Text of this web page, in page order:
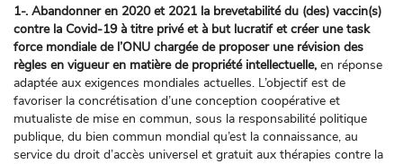
1-. Abandonner en 2020 et 2021 la brevetabilité du (des) vaccin(s)
contre la Covid-19 à titre privé et à but lucratif et créer une task
force mondiale de l’ONU chargée de proposer une révision des
règles en vigueur en matière de propriété intellectuelle, en réponse
adaptée aux exigences mondiales actuelles. L’objectif est de
favoriser la concrétisation d’une conception coopérative et
mutualiste de mise en commun, sous la responsabilité politique
publique, du bien commun mondial qu’est la connaissance, au
service du droit d’accès universel et gratuit aux thérapies contre la